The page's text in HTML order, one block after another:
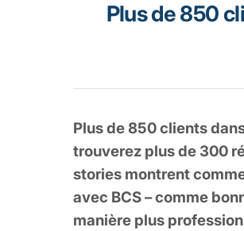
Plus de 850
Plus de 850 clients
trouverez plus de 300
stories montrent
avec BCS – comme
manière plus